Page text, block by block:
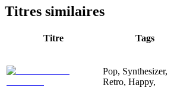
Titres similaires
Titre Tags
Pop, Synthesizer,
Retro, Happy,